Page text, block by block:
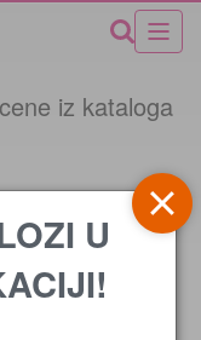
iz kataloga
U